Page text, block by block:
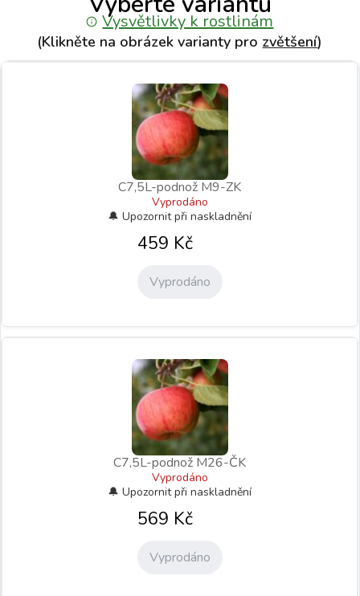
Vysvětlivky k rostlinám
(Klikněte na obrázek varianty pro zvětšení)
C7,5L-podnož M9-ZK
Vyprodáno
459 Kč
Vyprodáno
C7,5L-podnož M26-ČK
Vyprodáno
569 Kč
Vyprodáno